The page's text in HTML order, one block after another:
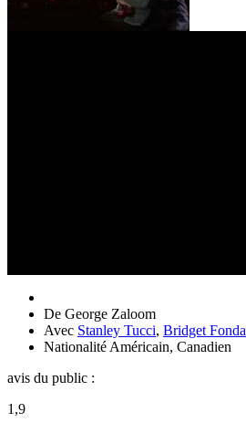
De George Zaloom
Avec Stanley Tucci, Bridget Fonda
Nationalité Américain, Canadien
avis du public :
1,9